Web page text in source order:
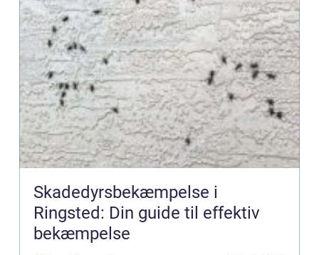
Skadedyrsbekæmpelse i
Ringsted: Din guide til effektiv
bekæmpelse